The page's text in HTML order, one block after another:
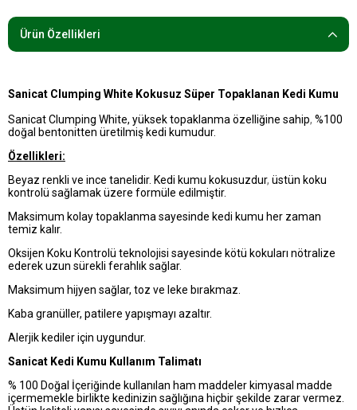
Ürün Özellikleri
Sanicat Clumping White Kokusuz Süper Topaklanan Kedi Kumu
Sanicat Clumping White, yüksek topaklanma özelliğine sahip, %100
doğal bentonitten üretilmiş kedi kumudur.
Özellikleri:
Beyaz renkli ve ince tanelidir. Kedi kumu kokusuzdur, üstün koku
kontrolü sağlamak üzere formüle edilmiştir.
Maksimum kolay topaklanma sayesinde kedi kumu her zaman
temiz kalır.
Oksijen Koku Kontrolü teknolojisi sayesinde kötü kokuları nötralize
ederek uzun sürekli ferahlık sağlar.
Maksimum hijyen sağlar, toz ve leke bırakmaz.
Kaba granüller, patilere yapışmayı azaltır.
Alerjik kediler için uygundur.
Sanicat Kedi Kumu Kullanım Talimatı
% 100 Doğal İçeriğinde kullanılan ham maddeler kimyasal madde
içermemekle birlikte kedinizin sağlığına hiçbir şekilde zarar vermez.